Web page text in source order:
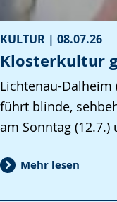
KULTUR | 08.07.26
Klosterkultur
Lichtenau-Dalheim
führt blinde,
am Sonntag
Mehr lesen